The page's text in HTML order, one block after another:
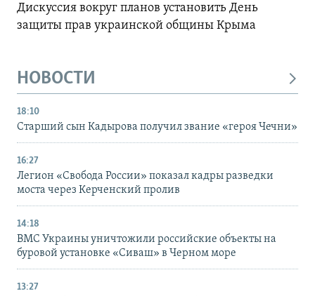
Дискуссия вокруг планов установить День
защиты прав украинской общины Крыма
НОВОСТИ
18:10
Старший сын Кадырова получил звание «героя Чечни»
16:27
Легион «Свобода России» показал кадры разведки
моста через Керченский пролив
14:18
ВМС Украины уничтожили российские объекты на
буровой установке «Сиваш» в Черном море
13:27